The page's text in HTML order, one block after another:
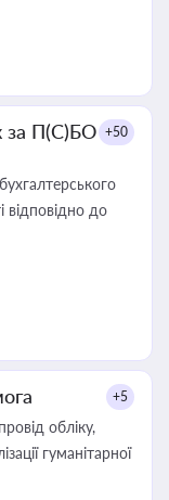
за П(С)БО +50
відповідно до
+5
обліку,
гуманітарної